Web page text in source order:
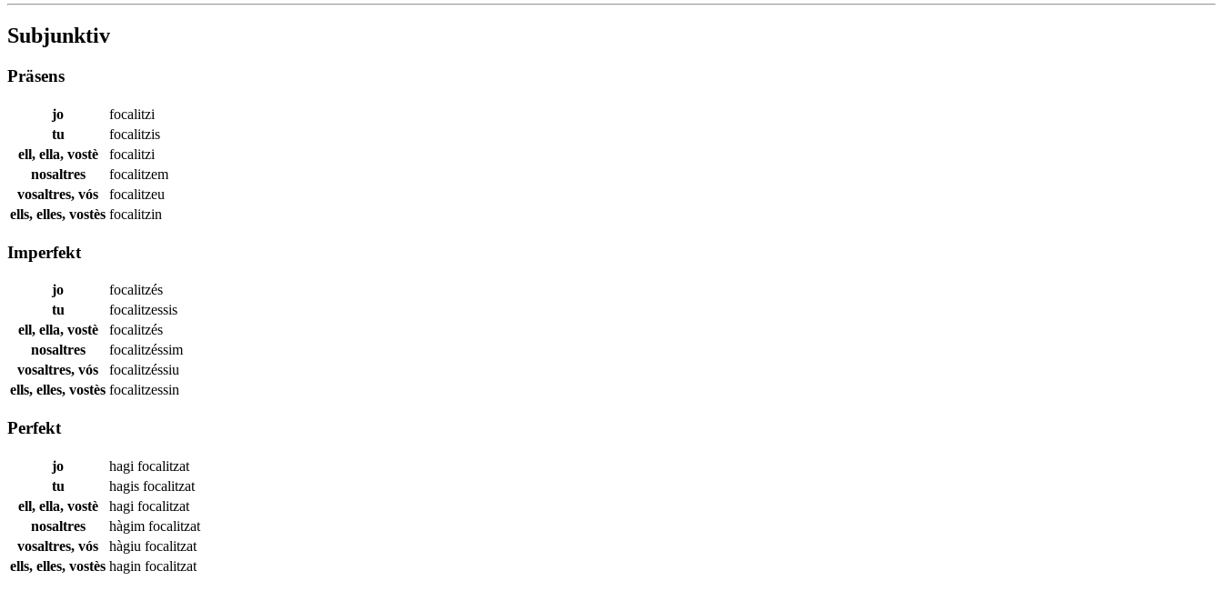
Subjunktiv
Präsens
jo
focalitzi
tu
focalitzis
ell, ella, vostè
focalitzi
nosaltres
focalitzem
vosaltres, vós
focalitzeu
ells, elles, vostès focalitzin
Imperfekt
jo
focalitzés
tu
focalitzessis
ell, ella, vostè
focalitzés
nosaltres
focalitzéssim
vosaltres, vós
focalitzéssiu
ells, elles, vostès focalitzessin
Perfekt
jo hagi focalitzat
tu
hagis focalitzat
ell, ella, vostè
hagi focalitzat
nosaltres
hàgim focalitzat
vosaltres, vós
hàgiu focalitzat
ells, elles, vostès hagin focalitzat